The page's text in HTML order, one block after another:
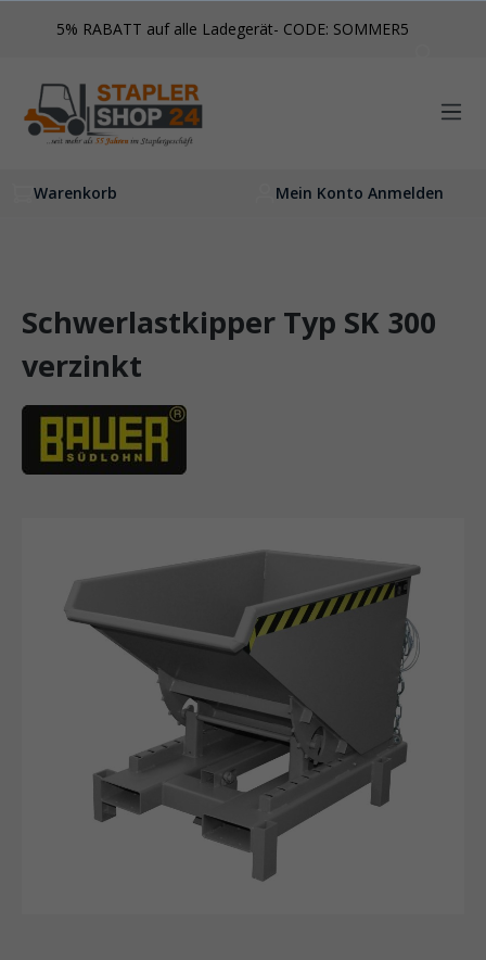
springen
5% RABATT auf alle Ladegerät- CODE: SOMMER5
Mein Konto Anmelden
Warenkorb
Schwerlastkipper Typ SK 300
verzinkt